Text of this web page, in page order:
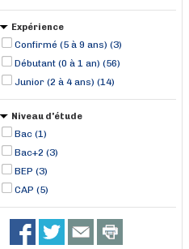
Expérience
Confirmé (5 à 9 ans) (3)
Débutant (0 à 1 an) (56)
Junior (2 à 4 ans) (14)
Niveau d'étude
Bac (1)
Bac+2 (3)
BEP (3)
CAP (5)